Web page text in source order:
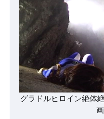
グラドルヒロイン絶体